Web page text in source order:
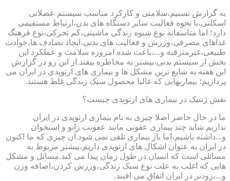
به گزارش تسنیم،سلامتی و کارکرد مناسب سیستم عضلانی
اسکلتی،با نحوه فعالیت سایر دستگاه های بدن،ارتباط مستقیمی
دارد؛ اما متاسفانه نوع شیوه زندگی ماشینی،کم تحرکی،نوع فرهنگ
غذاهای مصرفی،ورزش و فعالیت های بدنی،ایجاد تصادف ها،حوادث
طبیعی،غیرمترقبه و...،باعث شده امروزه سلامت و عملکرد این
بخش از سیستم بدنی،بیشتر به مخاطره بیفتد.از این رو در گزارش
این هفته به شایع ترین مشکل ها و بیماری های ارتوپدی در ایران می
پردازیم؛ بیماریهایی که غالبا محصول سبک زندگی غلط هستند.
نقش ژنتیک در بیماری های ارتوپدی چیست؟
ما در حال حاضر اصلا چیزی به نام بیماری ارتوپدی در ایران
نداریم.شاید چند بیماری عفونی مانند عفونت زانو و استخوان
و...داشته باشیم،اما باز بیماری تلقی نمی شود.آن چیزی که ما اکنون
در ایران به عنوان اشکال های ارتوپدی داریم،بیشتر مربوط به
مسائلی است که انسان در طول زمان پیدا می کند.مسائل و مشکل
هایی که اغلب به علت نوع سبک زندگی،ورزش کردن،اضافه وزن
و...،زودتر در ایران اتفاق می افتند.